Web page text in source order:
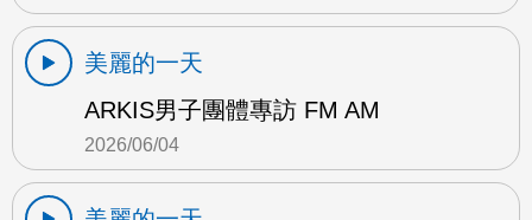
美麗的一天
ARKIS男子團體專訪 FM AM
2026/06/04